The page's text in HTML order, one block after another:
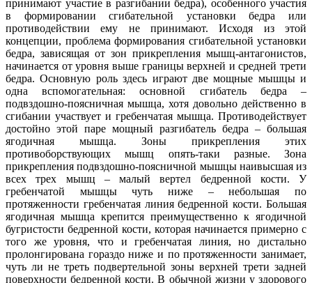
принимают участие в разгибании бедра), особенного участия
в формировании сгибательной установки бедра или
противодействии ему не принимают. Исходя из этой
концепции, проблема формирования сгибательной установки
бедра, зависящая от зон прикрепления мышц-антагонистов,
начинается от уровня выше границы верхней и средней трети
бедра. Основную роль здесь играют две мощные мышцы и
одна вспомогательная: основной сгибатель бедра –
подвздошно-поясничная мышца, хотя довольно действенно в
сгибании участвует и гребенчатая мышца. Противодействует
достойно этой паре мощный разгибатель бедра – большая
ягодичная мышца. Зоны прикрепления этих
противоборствующих мышц опять-таки разные. Зона
прикрепления подвздошно-поясничной мышцы наивысшая из
всех трех мышц – малый вертел бедренной кости. У
гребенчатой мышцы чуть ниже – небольшая по
протяженности гребенчатая линия бедренной кости. Большая
ягодичная мышца крепится преимущественно к ягодичной
бугристости бедренной кости, которая начинается примерно с
того же уровня, что и гребенчатая линия, но дистально
пролонгирована гораздо ниже и по протяженности занимает,
чуть ли не треть подвертельной зоны верхней трети задней
поверхности бедренной кости. В обычной жизни у здорового